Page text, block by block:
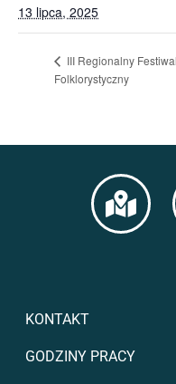
13 lipca, 2025
III Regionalny Festiwal
Folklorystyczny
KONTAKT
GODZINY PRACY